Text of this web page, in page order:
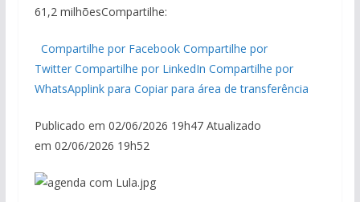
61,2 milhõesCompartilhe:
Compartilhe por FacebookCompartilhe por
TwitterCompartilhe por LinkedIn Compartilhe por
WhatsApplink para Copiar para área de transferência
Publicado em 02/06/2026 19h47 Atualizado
em 02/06/2026 19h52